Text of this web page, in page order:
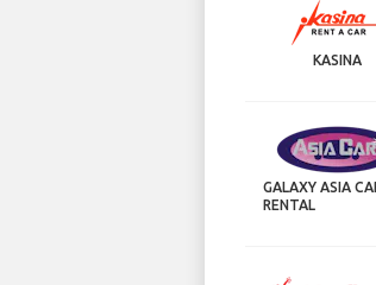
KASINA
GALAXY ASIA
RENTAL